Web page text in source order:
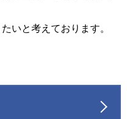
いと考えております。